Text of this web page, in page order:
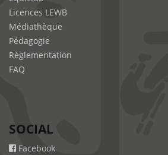
Licences LEWB
Médiathèque
Pédagogie
Règlementation
FAQ
SOCIAL
Facebook